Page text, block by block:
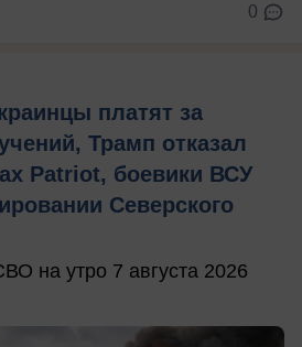
0
платят за
Трамп отказал
Patriot, боевики ВСУ
Северского
на утро 7 августа 2026